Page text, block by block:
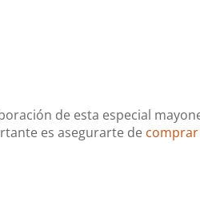
de esta especial
es asegurarte de comprar